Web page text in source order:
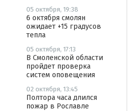
05 октября, 19:38
6 октября смолян
ожидает +15 градусов
тепла
05 октября, 17:13
В Смоленской области
пройдет проверка
систем оповещения
02 октября, 13:45
Полтора часа длился
пожар в Рославле